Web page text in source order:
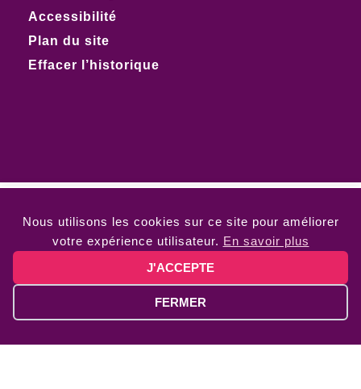
Nous utilisons les cookies sur ce site pour améliorer
votre expérience utilisateur. En savoir plus
J'ACCEPTE
FERMER
Accessibilité
Plan du site
Effacer l’historique